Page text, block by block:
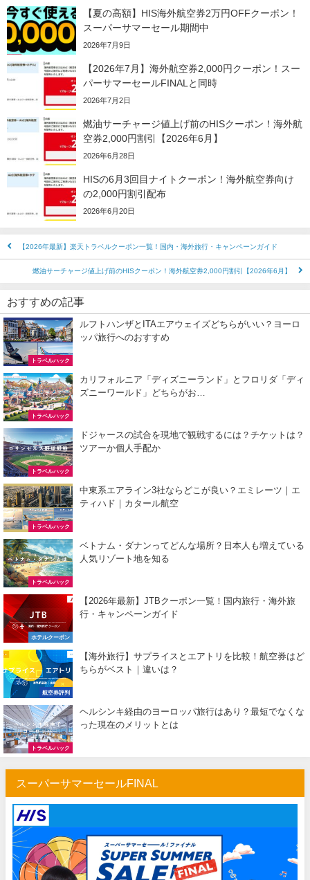
【夏の高額】HIS海外航空券2万円OFFクーポン！
スーパーサマーセール期間中
2026年7月9日
【2026年7月】海外航空券2,000円クーポン！スー
パーサマーセールFINALと同時
2026年7月2日
燃油サーチャージ値上げ前のHISクーポン！海外航
空券2,000円割引【2026年6月】
2026年6月28日
HISの6月3回目ナイトクーポン！海外航空券向け
の2,000円割引配布
2026年6月20日
【2026年最新】楽天トラベルクーポン一覧！国内・海外旅行・キャンペーンガイド
燃油サーチャージ値上げ前のHISクーポン！海外航空券2,000円割引【2026年6月】
おすすめの記事
トラベルハック
ルフトハンザとITAエアウェイズどちらがいい？ヨーロ
ッパ旅行へのおすすめ
トラベルハック
カリフォルニア「ディズニーランド」とフロリダ「ディ
ズニーワールド」どちらがお…
トラベルハック
ドジャースの試合を現地で観戦するには？チケットは？
ツアーか個人手配か
トラベルハック
中東系エアライン3社ならどこが良い？エミレーツ｜エ
ティハド｜カタール航空
トラベルハック
ベトナム・ダナンってどんな場所？日本人も増えている
人気リゾート地を知る
ホテルクーポン
【2026年最新】JTBクーポン一覧！国内旅行・海外旅
行・キャンペーンガイド
航空券評判
【海外旅行】サプライスとエアトリを比較！航空券はど
ちらがベスト｜違いは？
トラベルハック
ヘルシンキ経由のヨーロッパ旅行はあり？最短でなくな
った現在のメリットとは
スーパーサマーセールFINAL